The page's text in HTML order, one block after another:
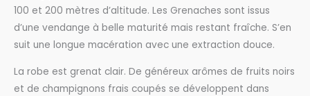
100 et 200 mètres d’altitude. Les Grenaches sont issus
d’une vendange à belle maturité mais restant fraîche. S’en
suit une longue macération avec une extraction douce.
La robe est grenat clair. De généreux arômes de fruits noirs
et de champignons frais coupés se développent dans